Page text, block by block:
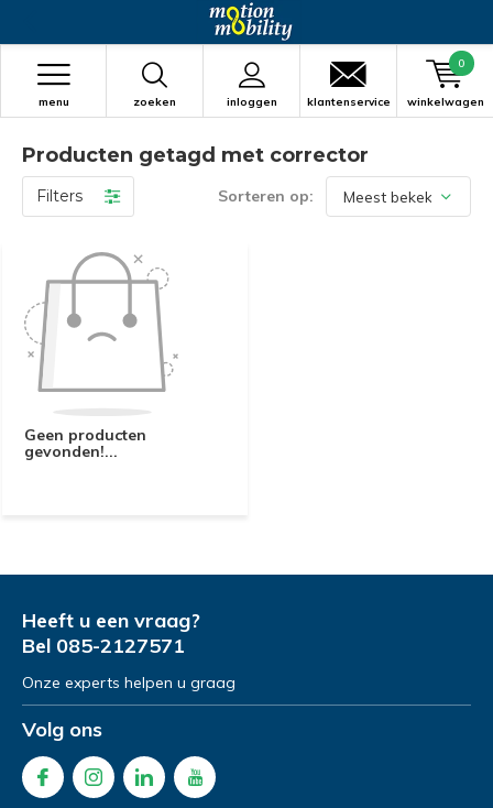
zoeken inloggen
menu klantenservice winkelwagen
0
Producten getagd met corrector
Filters Sorteren op:
Geen producten
gevonden!...
Heeft u een vraag?
Bel 085-2127571
Onze experts helpen u graag
Volg ons